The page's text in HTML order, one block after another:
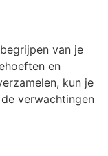
van je
en
kun je
verwachtingen